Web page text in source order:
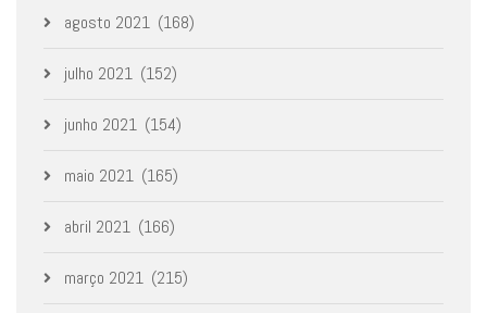
agosto 2021 (168)
julho 2021 (152)
junho 2021 (154)
maio 2021 (165)
abril 2021 (166)
março 2021 (215)